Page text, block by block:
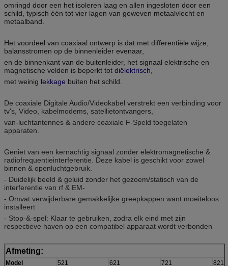
omringd door een het isoleren laag en allen ingesloten door een
schild, typisch één tot vier lagen van geweven metaalvlecht en
metaalband.
Het voordeel van coaxiaal ontwerp is dat met differentiële wijze,
balansstromen op de binnenleider evenaar,
en de binnenkant van de buitenleider, het signaal elektrische en
magnetische velden is beperkt tot diëlektrisch
met weinig lekkage buiten het schild.
De coaxiale Digitale Audio/Videokabel verstrekt een verbinding voor
tv's, Video, kabelmodems, satellietontvangers,
van-luchtantennes & andere coaxiale F-Speld toegelaten
apparaten.
Geniet van een kernachtig signaal zonder elektromagnetische &
radiofrequentieinterferentie. Deze kabel is geschikt voor zowel
binnen & openluchtgebruik.
- Duidelijk beeld & geluid zonder het gezoem/statisch van de
interferentie van rf & EM-
- Omvat verwijderbare gemakkelijke greepkappen want moeiteloos
installeert
- Stop-&-spel: Klaar te gebruiken, zodra elk eind met zijn
respectieve haven op een compatibel apparaat wordt verbonden
Afmeting:
Model 521 621 721 821